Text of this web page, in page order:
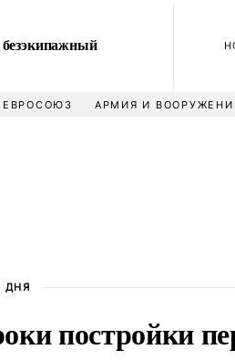
ЕВРОСОЮЗ АРМИЯ И
ДНЯ
постройки